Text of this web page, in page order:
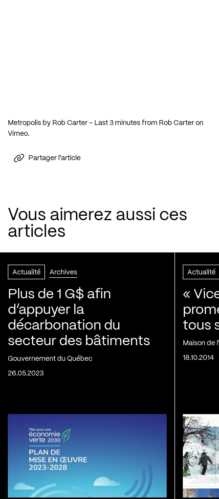
Metropolis by Rob Carter – Last 3 minutes from Rob Carter on
Vimeo.
Partager l'article
Vous aimerez aussi ces
articles
Actualité Archives
Plus de 1 G$ afin
d’appuyer la
décarbonation du
secteur des bâtiments
Gouvernement du Québec
26.05.2023
Actualité
«
tous
Maison de
18.10.2014